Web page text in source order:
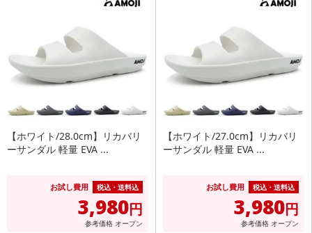
【ホワイト/28.0cm】リカバリ
ーサンダル 軽量 EVA ...
お試し費用 税込・送料込
3,980円
参考価格 オープン
【ホワイト/27.0cm】リカバリ
ーサンダル 軽量 EVA ...
お試し費用 税込・送料込
3,980円
参考価格 オープン